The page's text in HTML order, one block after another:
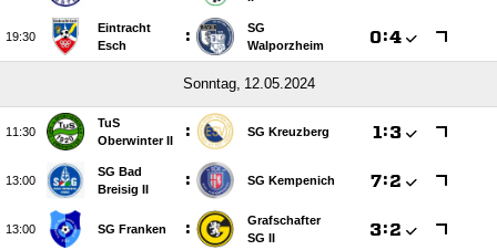

Eintracht
Esch
:
SG
Walporzheim
:
 

TuS
Oberwinter II
: SG Kreuzberg  :

SG Bad
Breisig II
: SG Kempenich :
 SG Franken :
Grafschafter
SG II
: